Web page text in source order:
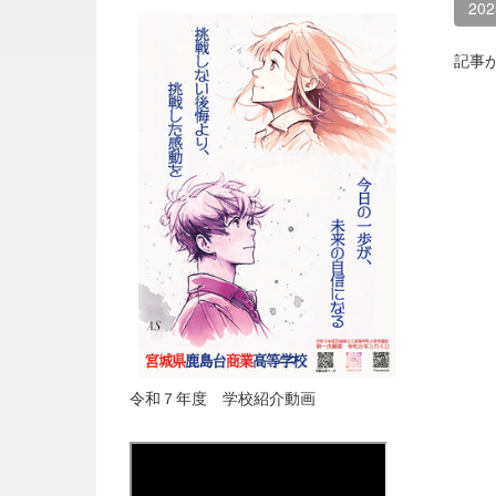
記事
令和７年度 学校紹介動画